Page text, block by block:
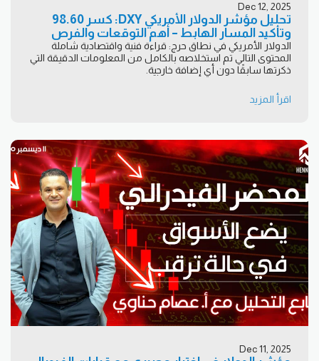
Dec 12, 2025
تحليل مؤشر الدولار الأمريكي DXY: كسر 98.60
وتأكيد المسار الهابط – أهم التوقعات والفرص
الدولار الأمريكي في نطاق حرج: قراءة فنية واقتصادية شاملة
المحتوى التالي تم استخلاصه بالكامل من المعلومات الدقيقة التي
ذكرتها سابقًا دون أي إضافة خارجية.
اقرأ المزيد
Dec 11, 2025